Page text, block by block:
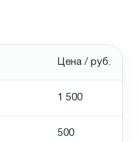
Цена / руб.
1 500
500